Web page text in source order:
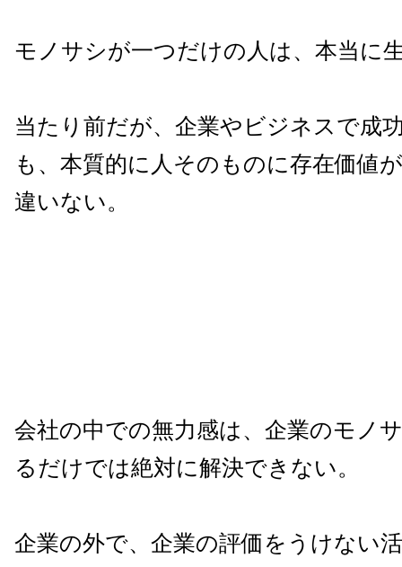
モノサシが一つだけの人は、本当に
当たり前だが、企業やビジネスで成
も、本質的に人そのものに存在価値
違いない。
会社の中での無力感は、企業のモノ
るだけでは絶対に解決できない。
企業の外で、企業の評価をうけない